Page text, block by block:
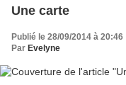
Une carte
Publié le 28/09/2014 à 20:46
Par Evelyne